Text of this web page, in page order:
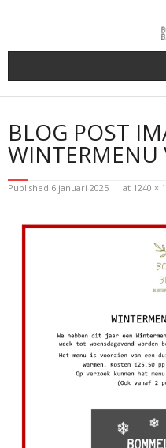
Bakhuys Buiten, verleden
Reserveren & Bestellen
BLOG POST
WINTERMENU
Published 6 januari 2025 at 1240 ×